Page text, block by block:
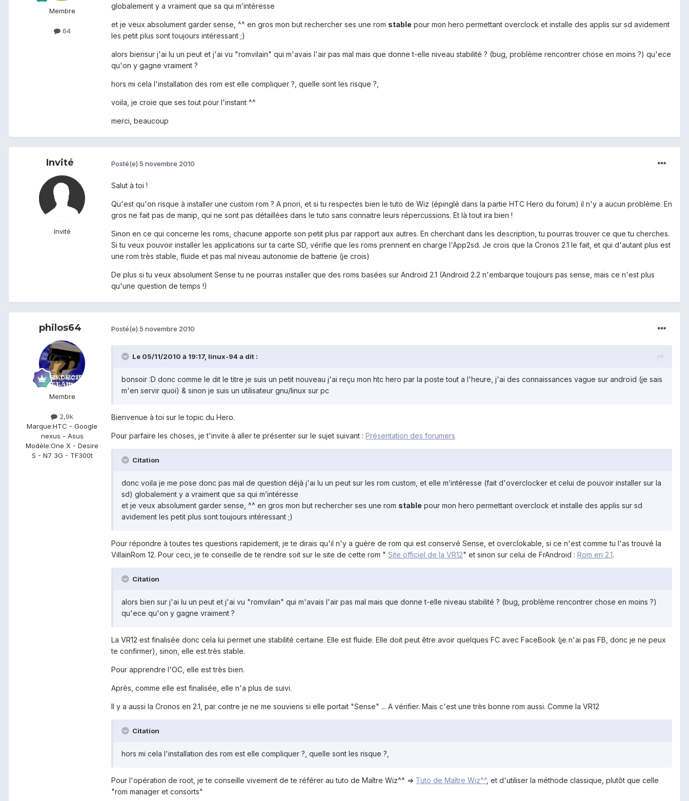
Membre
64
globalement y a vraiment que sa qui m’intéresse
et je veux absolument garder sense, ^^ en gros mon but rechercher ses une rom stable pour mon hero permettant overclock et installe des applis sur sd avidement
les petit plus sont toujours intéressant ;)
alors biensur j'ai lu un peut et j'ai vu "romvilain" qui m'avais l'air pas mal mais que donne t-elle niveau stabilité ? (bug, problème rencontrer chose en moins ?) qu'ece
qu'on y gagne vraiment ?
hors mi cela l'installation des rom est elle compliquer ?, quelle sont les risque ?,
voila, je croie que ses tout pour l'instant ^^
merci, beaucoup
Invité
Invité
Posté(e) 5 novembre 2010
Salut à toi !
Qu'est qu'on risque à installer une custom rom ? A priori, et si tu respectes bien le tuto de Wiz (épinglé dans la partie HTC Hero du forum) il n'y a aucun problème. En
gros ne fait pas de manip, qui ne sont pas détaillées dans le tuto sans connaitre leurs répercussions. Et là tout ira bien !
Sinon en ce qui concerne les roms, chacune apporte son petit plus par rapport aux autres. En cherchant dans les description, tu pourras trouver ce que tu cherches.
Si tu veux pouvoir installer les applications sur ta carte SD, vérifie que les roms prennent en charge l'App2sd. Je crois que la Cronos 2.1 le fait, et qui d'autant plus est
une rom très stable, fluide et pas mal niveau autonomie de batterie (je crois)
De plus si tu veux absolument Sense tu ne pourras installer que des roms basées sur Android 2.1 (Android 2.2 n'embarque toujours pas sense, mais ce n'est plus
qu'une question de temps !)
philos64
Membre
2,9k
Marque:HTC - Google
nexus - Asus
Modèle:One X - Desire
S - N7 3G - TF300t
Posté(e) 5 novembre 2010
Le 05/11/2010 à 19:17, linux-94 a dit :
bonsoir :D donc comme le dit le titre je suis un petit nouveau j'ai reçu mon htc hero par la poste tout a l'heure, j'ai des connaissances vague sur androïd (je sais
m'en servir quoi) & sinon je suis un utilisateur gnu/linux sur pc
Bienvenue à toi sur le topic du Hero.
Pour parfaire les choses, je t'invite à aller te présenter sur le sujet suivant : Présentation des forumers
Citation
donc voila je me pose donc pas mal de question déjà j'ai lu un peut sur les rom custom, et elle m’intéresse (fait d'overclocker et celui de pouvoir installer sur la
sd) globalement y a vraiment que sa qui m’intéresse
et je veux absolument garder sense, ^^ en gros mon but rechercher ses une rom stable pour mon hero permettant overclock et installe des applis sur sd
avidement les petit plus sont toujours intéressant ;)
Pour répondre à toutes tes questions rapidement, je te dirais qu'il n'y a guère de rom qui est conservé Sense, et overclokable, si ce n'est comme tu l'as trouvé la
VillainRom 12. Pour ceci, je te conseille de te rendre soit sur le site de cette rom " Site officiel de la VR12" et sinon sur celui de FrAndroid : Rom en 2.1.
Citation
alors bien sur j'ai lu un peut et j'ai vu "romvilain" qui m'avais l'air pas mal mais que donne t-elle niveau stabilité ? (bug, problème rencontrer chose en moins ?)
qu'ece qu'on y gagne vraiment ?
La VR12 est finalisée donc cela lui permet une stabilité certaine. Elle est fluide. Elle doit peut être avoir quelques FC avec FaceBook (je n'ai pas FB, donc je ne peux
te confirmer), sinon, elle est très stable.
Pour apprendre l'OC, elle est très bien.
Après, comme elle est finalisée, elle n'a plus de suivi.
Il y a aussi la Cronos en 2.1, par contre je ne me souviens si elle portait "Sense" ... A vérifier. Mais c'est une très bonne rom aussi. Comme la VR12
Citation
hors mi cela l'installation des rom est elle compliquer ?, quelle sont les risque ?,
Pour l'opération de root, je te conseille vivement de te référer au tuto de Maître Wiz^^ => Tuto de Maître Wiz^^, et d'utiliser la méthode classique, plutôt que celle
"rom manager et consorts"